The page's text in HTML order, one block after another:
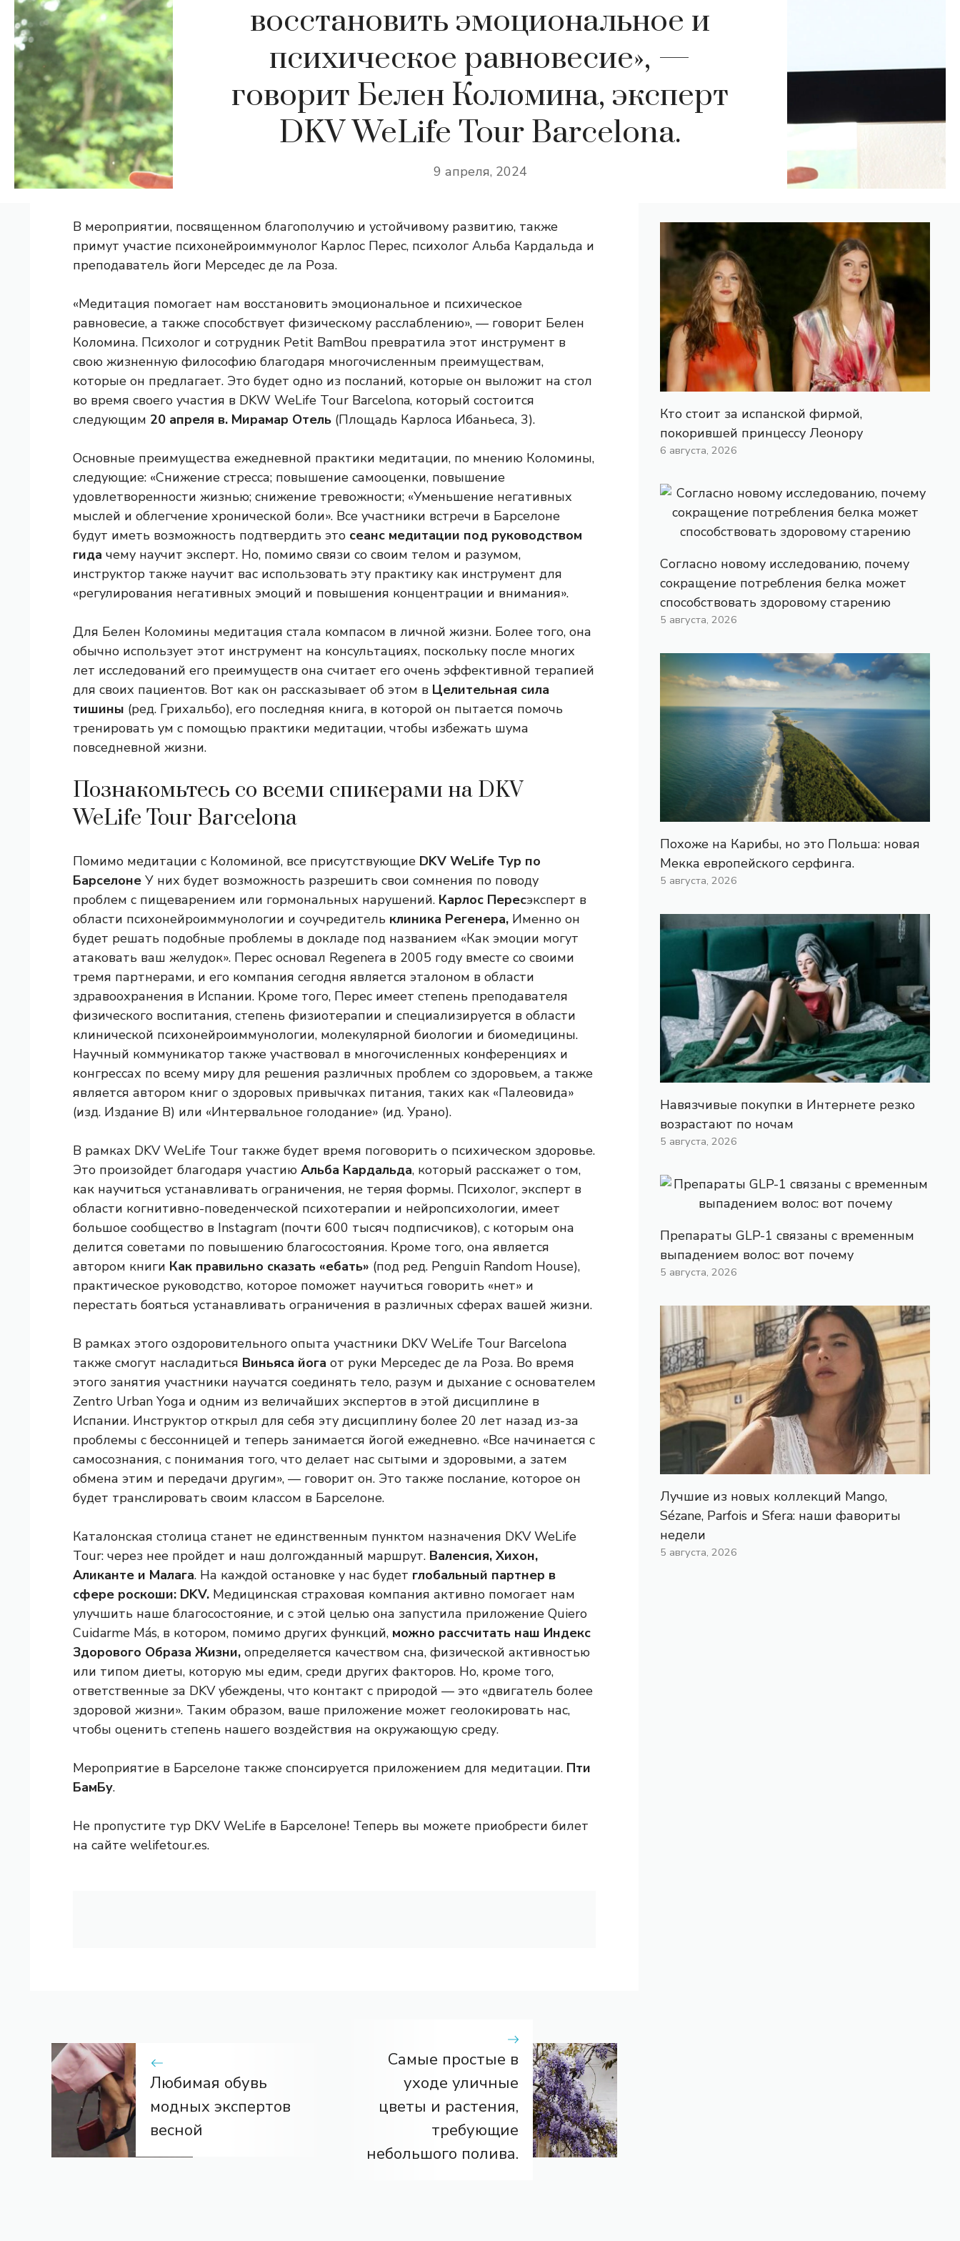
восстановить эмоциональное и
психическое равновесие», —
говорит Белен Коломина, эксперт
DKV WeLife Tour Barcelona.
9 апреля, 2024
В мероприятии, посвященном благополучию и устойчивому развитию, также
примут участие психонейроиммунолог Карлос Перес, психолог Альба Кардальда и
преподаватель йоги Мерседес де ла Роза.
«Медитация помогает нам восстановить эмоциональное и психическое
равновесие, а также способствует физическому расслаблению», — говорит Белен
Коломина. Психолог и сотрудник Petit BamBou превратила этот инструмент в
свою жизненную философию благодаря многочисленным преимуществам,
которые он предлагает. Это будет одно из посланий, которые он выложит на стол
во время своего участия в DKW WeLife Tour Barcelona, ​​который состоится
следующим 20 апреля в. Мирамар Отель (Площадь Карлоса Ибаньеса, 3).
Основные преимущества ежедневной практики медитации, по мнению Коломины,
следующие: «Снижение стресса; повышение самооценки, повышение
удовлетворенности жизнью; снижение тревожности; «Уменьшение негативных
мыслей и облегчение хронической боли». Все участники встречи в Барселоне
будут иметь возможность подтвердить это сеанс медитации под руководством
гида чему научит эксперт. Но, помимо связи со своим телом и разумом,
инструктор также научит вас использовать эту практику как инструмент для
«регулирования негативных эмоций и повышения концентрации и внимания».
Для Белен Коломины медитация стала компасом в личной жизни. Более того, она
обычно использует этот инструмент на консультациях, поскольку после многих
лет исследований его преимуществ она считает его очень эффективной терапией
для своих пациентов. Вот как он рассказывает об этом в Целительная сила
тишины (ред. Грихальбо), его последняя книга, в которой он пытается помочь
тренировать ум с помощью практики медитации, чтобы избежать шума
повседневной жизни.
Познакомьтесь со всеми спикерами на DKV
WeLife Tour Barcelona
Помимо медитации с Коломиной, все присутствующие DKV WeLife Тур по
Барселоне У них будет возможность разрешить свои сомнения по поводу
проблем с пищеварением или гормональных нарушений. Карлос Пересэксперт в
области психонейроиммунологии и соучредитель клиника Регенера, Именно он
будет решать подобные проблемы в докладе под названием «Как эмоции могут
атаковать ваш желудок». Перес основал Regenera в 2005 году вместе со своими
тремя партнерами, и его компания сегодня является эталоном в области
здравоохранения в Испании. Кроме того, Перес имеет степень преподавателя
физического воспитания, степень физиотерапии и специализируется в области
клинической психонейроиммунологии, молекулярной биологии и биомедицины.
Научный коммуникатор также участвовал в многочисленных конференциях и
конгрессах по всему миру для решения различных проблем со здоровьем, а также
является автором книг о здоровых привычках питания, таких как «Палеовида»
(изд. Издание B) или «Интервальное голодание» (ид. Урано).
В рамках DKV WeLife Tour также будет время поговорить о психическом здоровье.
Это произойдет благодаря участию Альба Кардальда, который расскажет о том,
как научиться устанавливать ограничения, не теряя формы. Психолог, эксперт в
области когнитивно-поведенческой психотерапии и нейропсихологии, имеет
большое сообщество в Instagram (почти 600 тысяч подписчиков), с которым она
делится советами по повышению благосостояния. Кроме того, она является
автором книги Как правильно сказать «ебать» (под ред. Penguin Random House),
практическое руководство, которое поможет научиться говорить «нет» и
перестать бояться устанавливать ограничения в различных сферах вашей жизни.
В рамках этого оздоровительного опыта участники DKV WeLife Tour Barcelona
также смогут насладиться Виньяса йога от руки Мерседес де ла Роза. Во время
этого занятия участники научатся соединять тело, разум и дыхание с основателем
Zentro Urban Yoga и одним из величайших экспертов в этой дисциплине в
Испании. Инструктор открыл для себя эту дисциплину более 20 лет назад из-за
проблемы с бессонницей и теперь занимается йогой ежедневно. «Все начинается с
самосознания, с понимания того, что делает нас сытыми и здоровыми, а затем
обмена этим и передачи другим», — говорит он. Это также послание, которое он
будет транслировать своим классом в Барселоне.
Каталонская столица станет не единственным пунктом назначения DKV WeLife
Tour: через нее пройдет и наш долгожданный маршрут. Валенсия, Хихон,
Аликанте и Малага. На каждой остановке у нас будет глобальный партнер в
сфере роскоши: DKV. Медицинская страховая компания активно помогает нам
улучшить наше благосостояние, и с этой целью она запустила приложение Quiero
Cuidarme Más, в котором, помимо других функций, можно рассчитать наш Индекс
Здорового Образа Жизни, определяется качеством сна, физической активностью
или типом диеты, которую мы едим, среди других факторов. Но, кроме того,
ответственные за DKV убеждены, что контакт с природой — это «двигатель более
здоровой жизни». Таким образом, ваше приложение может геолокировать нас,
чтобы оценить степень нашего воздействия на окружающую среду.
Мероприятие в Барселоне также спонсируется приложением для медитации. Пти
БамБу.
Не пропустите тур DKV WeLife в Барселоне! Теперь вы можете приобрести билет
на сайте welifetour.es.
Любимая обувь
модных экспертов
весной
Самые простые в
уходе уличные
цветы и растения,
требующие
небольшого полива.
Кто стоит за испанской фирмой,
покорившей принцессу Леонору
6 августа, 2026
Согласно новому исследованию, почему
сокращение потребления белка может
способствовать здоровому старению
5 августа, 2026
Похоже на Карибы, но это Польша: новая
Мекка европейского серфинга.
5 августа, 2026
Навязчивые покупки в Интернете резко
возрастают по ночам
5 августа, 2026
Препараты GLP-1 связаны с временным
выпадением волос: вот почему
5 августа, 2026
Лучшие из новых коллекций Mango,
Sézane, Parfois и Sfera: наши фавориты
недели
5 августа, 2026